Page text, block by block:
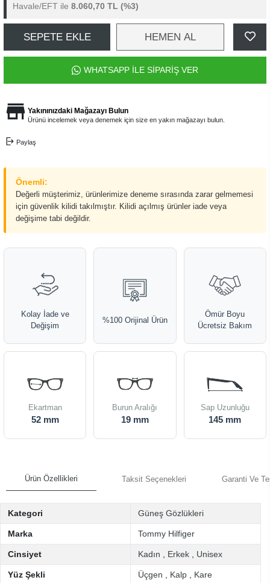
Havale/EFT ile 8.060,70 TL (%3)
SEPETE EKLE HEMEN AL
WHATSAPP İLE SİPARİŞ VER
Yakınınızdaki Mağazayı Bulun
Ürünü incelemek veya denemek için size en yakın mağazayı bulun.
Paylaş
Önemli:
Değerli müşterimiz, ürünlerimize deneme sırasında zarar gelmemesi
için güvenlik kilidi takılmıştır. Kilidi açılmış ürünler iade veya
değişime tabi değildir.
Kolay İade ve
Değişim
%100 Orijinal Ürün
Ömür Boyu
Ücretsiz Bakım
Ekartman
52 mm
Burun Aralığı
19 mm
Sap Uzunluğu
145 mm
Ürün Özellikleri Taksit Seçenekleri Garanti Ve
Kategori Güneş Gözlükleri
Marka Tommy Hilfiger
Cinsiyet Kadın Erkek Unisex
Yüz Şekli Üçgen Kalp Kare